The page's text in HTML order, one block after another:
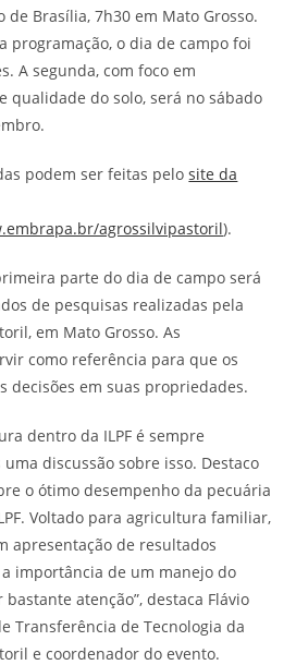
Brasília, 7h30 em Mato Grosso.
programação, o dia de campo foi
A segunda, com foco em
qualidade do solo, será no sábado
podem ser feitas pelosite da
agrossilvipastoril).
parte do dia de campo será
de pesquisas realizadas pela
em Mato Grosso. As
como referência para que os
decisões em suas propriedades.
dentro da ILPF é sempre
discussão sobre isso. Destaco
o ótimo desempenho da pecuária
Voltado para agricultura familiar,
apresentação de resultados
importância de um manejo do
atenção”, destaca Flávio
Transferência de Tecnologia da
e coordenador do evento.